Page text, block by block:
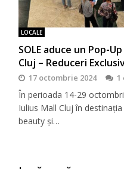
LOCALE
SOLE aduce un Pop-
Cluj – Reduceri
17 octombrie 2024 1
În perioada 14-29
Iulius Mall Cluj în
beauty și…